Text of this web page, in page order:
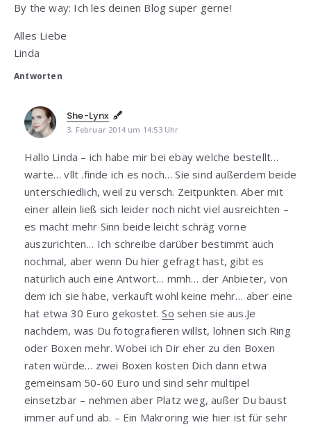
By the way: Ich les deinen Blog super gerne!
Alles Liebe
Linda
Antworten
She-Lynx
3. Februar 2014 um 14:53 Uhr
Hallo Linda – ich habe mir bei ebay welche bestellt…
warte… vllt .finde ich es noch… Sie sind außerdem beide
unterschiedlich, weil zu versch. Zeitpunkten. Aber mit
einer allein ließ sich leider noch nicht viel ausreichten –
es macht mehr Sinn beide leicht schräg vorne
auszurichten… Ich schreibe darüber bestimmt auch
nochmal, aber wenn Du hier gefragt hast, gibt es
natürlich auch eine Antwort… mmh… der Anbieter, von
dem ich sie habe, verkauft wohl keine mehr… aber eine
hat etwa 30 Euro gekostet.So sehen sie aus.Je
nachdem, was Du fotografieren willst, lohnen sich Ring
oder Boxen mehr. Wobei ich Dir eher zu den Boxen
raten würde… zwei Boxen kosten Dich dann etwa
gemeinsam 50-60 Euro und sind sehr multipel
einsetzbar – nehmen aber Platz weg, außer Du baust
immer auf und ab. – Ein Makroring wie hier ist für sehr